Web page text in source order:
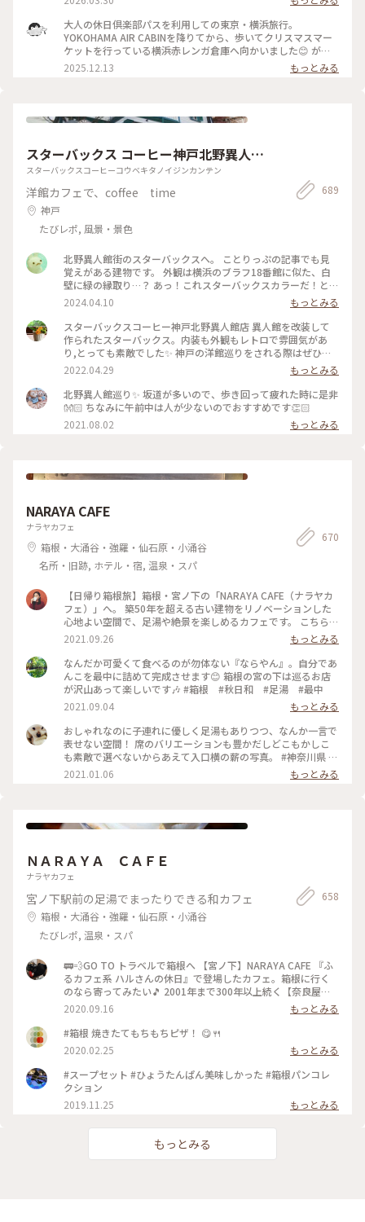
ぶらりチケット
も 華やかな 季節が 訪れました。 4月19日まて開催 #風景 #フ
ラワーガーデン #赤レンガ倉庫 #みなとみらい #横浜 #神奈川 #
ガーデンネックレス横浜 #イベント
大人の休日倶楽部パスを利用しての東京・横浜旅行。
YOKOHAMA AIR CABINを降りてから、歩いてクリスマスマー
ケットを行っている横浜赤レンガ倉庫へ向かいました😊 が、
びっくらポン‼️すごい人、人、人。 会場に入場するためのお金
を支払うための列がなが〜い😱 一度は列に並びましたが、後
チェックインしに行きました。 #神奈川県 #横浜市 #横浜赤レ
2025.12.13 もっとみる
スターバックス コーヒー神戸北野異人館
店
スターバックスコーヒーコウベキタノイジンカンテン
洋館カフェで、coffee time
神戸
たびレポ, 風景・景色
689
北野異人館街のスターバックスへ。 ことりっぷの記事でも見
覚えがある建物です。 外観は横浜のブラフ18番館に似た、白
壁に緑の縁取り…？ あっ！これスターバックスカラーだ！と気
付き、楽しくなりました。室内の暖炉やソファ、アンティーク
もお洒落。 有形文化財の洋館の中でコーヒーが飲めるなんて、
旅の醍醐味ですね♪ #神戸 #スターバックス #スターバックス
コーヒー神戸北野異人館店 #北野異人館街 #有形文化財 #私の
ことりっぷ旅
2024.04.10
もっとみる
スターバックスコーヒー神戸北野異人館店 異人館を改装して
作られたスターバックス。内装も外観もレトロで雰囲気があ
り,とっても素敵でした✨ 神戸の洋館巡りをされる際はぜひこ
こで一息ついてみてはいかがでしょうか？ #ヒーリング旅 #春
風さんぽ #Myことりっぷ #神戸#異人館#レトロ#兵庫県#スタ
ーバックス#スタバ
2022.04.29
もっとみる
北野異人館巡り✨ 坂道が多いので、歩き回って疲れた時に是非
👐🏻 ちなみに午前中は人が少ないのでおすすめです👏🏻
2021.08.02
もっとみる
NARAYA CAFE
ナラヤカフェ
箱根・大涌谷・強羅・仙石原・小涌谷
名所・旧跡, ホテル・宿, 温泉・スパ
670
【日帰り箱根旅】箱根・宮ノ下の「NARAYA CAFE（ナラヤカ
フェ）」へ。 築50年を超える古い建物をリノベーションした
心地よい空間で、足湯や絶景を楽しめるカフェです。 こちら、
築50年を超える古い建物を改装して作ったお店だそう。建物の
外観や床の風合いなど、全体的にどことなくレトロな雰囲気が
漂っていて、落ち着きます。 投稿したのは店内席の写真。どの
窓からも箱根の山が一望できて最高……！ 癒やされました🌳
🌲 #私のことりっぷ #箱根カフェ #ナラヤカフェ
2021.09.26
もっとみる
なんだか可愛くて食べるのが勿体ない『ならやん』。自分であ
んこを最中に詰めて完成させます😊 箱根の宮の下は巡るお店
が沢山あって楽しいです🎶 #箱根 #秋日和 #足湯 #最中
2021.09.04
もっとみる
おしゃれなのに子連れに優しく足湯もありつつ、なんか一言で
表せない空間！ 席のバリエーションも豊かだしどこもかしこ
も素敵で選べないからあえて入口横の薪の写真。 #神奈川県 #
箱根 #NARAYA CAFE #ならやカフェ #足湯 #おしゃれ空間
2021.01.06 もっとみる
ＮＡＲＡＹＡ ＣＡＦＥ
ナラヤカフェ
宮ノ下駅前の足湯でまったりできる和カフェ
箱根・大涌谷・強羅・仙石原・小涌谷
たびレポ, 温泉・スパ
658
🚃💨GO TO トラベルで箱根へ 【宮ノ下】NARAYA CAFE 『ふ
るカフェ系 ハルさんの休日』で登場したカフェ。箱根に行く
のなら寄ってみたい🎵 2001年まで300年以上続く【奈良屋旅
館】だったそうです。 明治時代には、外人さんの宿が【富士屋
ホテル】日本人の宿は【奈良屋旅館】って言われていたとか。
旅館の従業員寮だった建物を改装して2007年にオープン‼️
【１枚目の写真】 瓢箪型の最中。自分で餡をつめて食べるん
です。だからパリパリ(^^)d 何で瓢箪があちこちにあるんだ⁉️
宮ノ下は豊臣秀吉が小田原 北条氏攻めの時に入った温泉♨️が
あるんです。 秀吉の馬印が瓢箪だったので、お店のロゴマーク
にしたそうです。 なーるほど😃💡 【２枚目の写真】 ちょっと
お見苦しいのですが、私の足ね😉 足湯の席が空いていたんで
ぬるま湯に長風呂している私にとって熱いのは苦手😅 たぶ
2020.09.16
もっとみる
#箱根 焼きたてもちもちピザ！ 😋🍴
2020.02.25
もっとみる
#スープセット #ひょうたんぱん美味しかった #箱根パンコレ
クション
2019.11.25
もっとみる
もっとみる